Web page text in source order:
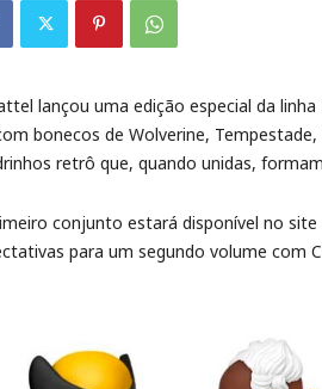
lançou uma edição especial da
bonecos de Wolverine,
retrô que, quando unidas,
conjunto estará disponível no
para um segundo volume com